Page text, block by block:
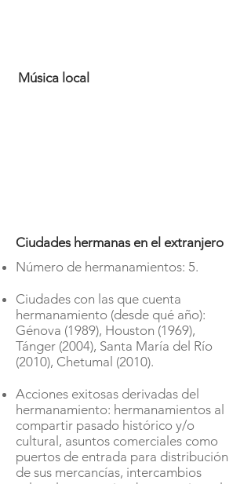
Música local
Ciudades hermanas en el extranjero
Número de hermanamientos: 5.
Ciudades con las que cuenta
hermanamiento (desde qué año):
Génova (1989), Houston (1969),
Tánger (2004), Santa María del Río
(2010), Chetumal (2010).
Acciones exitosas derivadas del
hermanamiento: hermanamientos al
compartir pasado histórico y/o
cultural, asuntos comerciales como
puertos de entrada para distribución
de sus mercancías, intercambios